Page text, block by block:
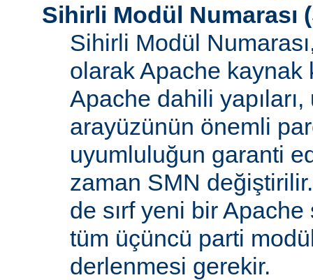
Sihirli Modül Numarası (
Sihirli Modül
olarak Apache kaynak
Apache dahili
arayüzünün önemli
uyumluluğun garanti
zaman SMN
de sırf yeni bir
tüm üçüncü parti
derlenmesi gerekir.